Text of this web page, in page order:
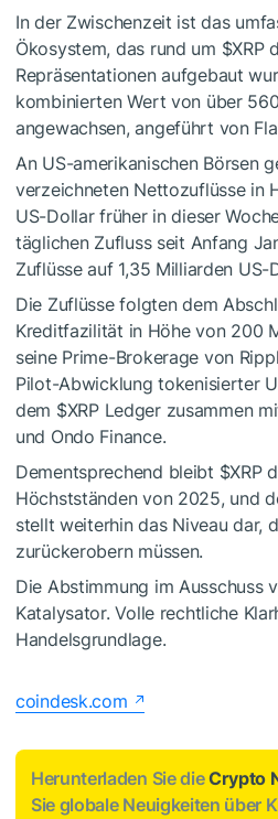
In der Zwischenzeit ist das
Ökosystem, das rund um $XRP
Repräsentationen aufgebaut
kombinierten Wert von über
angewachsen, angeführt von
An US-amerikanischen Börsen
verzeichneten Nettozuflüsse in
US-Dollar früher in dieser
täglichen Zufluss seit Anfang
Zuflüsse auf 1,35 Milliarden US-
Die Zuflüsse folgten dem
Kreditfazilität in Höhe von 200
seine Prime-Brokerage von
Pilot-Abwicklung tokenisierter
dem $XRPLedger zusammen
und Ondo Finance.
Dementsprechend bleibt $XRP
Höchstständen von 2025, und
stellt weiterhin das Niveau dar,
zurückerobern müssen.
Die Abstimmung im Ausschuss
Katalysator. Volle rechtliche
Handelsgrundlage.
coindesk.com
Herunterladen Sie dieCrypto
Sie globale Neuigkeiten über